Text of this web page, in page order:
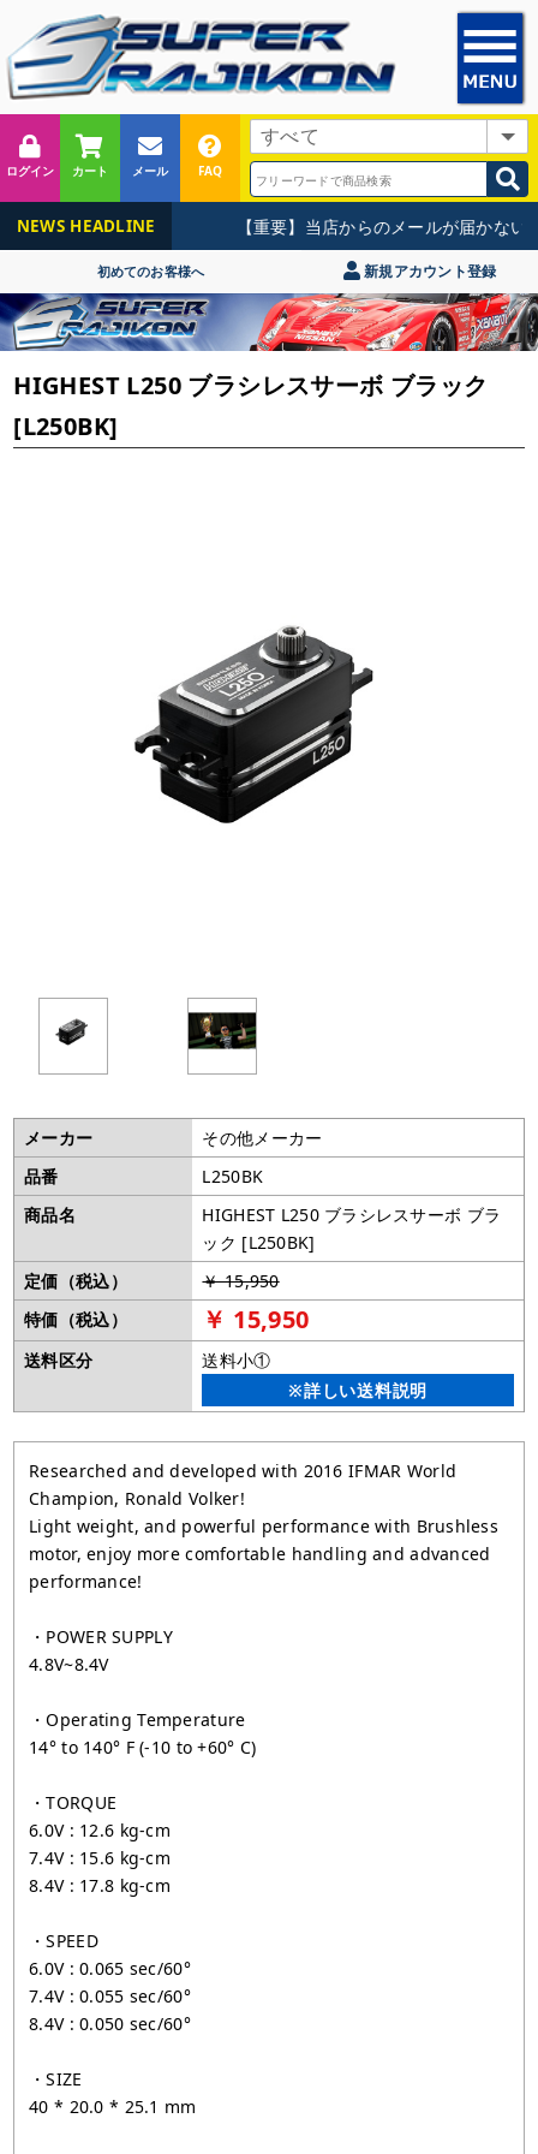
ログイン カート メール FAQ
NEWS HEADLINE 【重要】当店からのメールが届かない
初めてのお客様へ 新規アカウント登録
HIGHEST L250 ブラシレスサーボ ブラック
[L250BK]
メーカー
その他メーカー
品番
L250BK
商品名
HIGHEST L250 ブラシレスサーボ ブラ
ック [L250BK]
定価（税込）
￥ 15,950
特価（税込）
￥ 15,950
送料区分
送料小①
※詳しい送料説明
Researched and developed with 2016 IFMAR World
Champion, Ronald Volker!
Light weight, and powerful performance with Brushless
motor, enjoy more comfortable handling and advanced
performance!
・POWER SUPPLY
4.8V~8.4V
・Operating Temperature
14° to 140° F (-10 to +60° C)
・TORQUE
6.0V : 12.6 kg-cm
7.4V : 15.6 kg-cm
8.4V : 17.8 kg-cm
・SPEED
6.0V : 0.065 sec/60°
7.4V : 0.055 sec/60°
8.4V : 0.050 sec/60°
・SIZE
40 * 20.0 * 25.1 mm